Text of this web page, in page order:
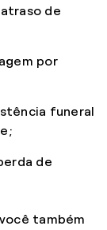
de
por
funeral
de
também